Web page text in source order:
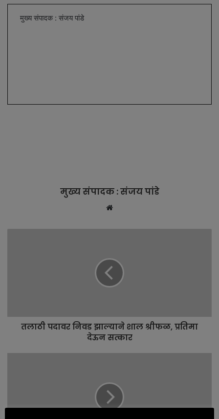
मुख्य संपादक : संजय पांडे
मुख्य संपादक : संजय पांडे
b
t
तलाठी पदावर निवड झाल्याने शाल श्रीफळ, प्रतिमा
देऊन सत्कार